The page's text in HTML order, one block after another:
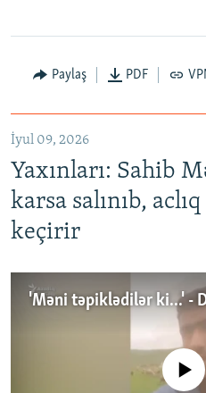
Paylaş PDF
İyul 09, 2026
Yaxınları: Sahib
karsa salınıb,
keçirir
No media source